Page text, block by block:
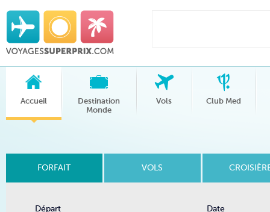
Accueil
Destination
Monde
Vols Club Med
FORFAIT VOLS
Départ Date